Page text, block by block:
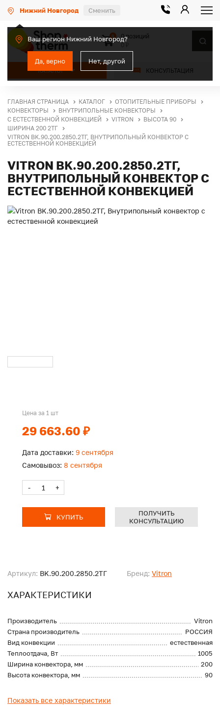
Нижний Новгород Сменить
Ваш регион Нижний Новгород?
Да, верно Нет, другой
КАТАЛОГ КОНСУЛЬТАЦИЯ
0
0 позиций
ГЛАВНАЯ СТРАНИЦА КАТАЛОГ
ОТОПИТЕЛЬНЫЕ ПРИБОРЫ
КОНВЕКТОРЫ
ВНУТРИПОЛЬНЫЕ КОНВЕКТОРЫ
С ЕСТЕСТВЕННОЙ КОНВЕКЦИЕЙ
VITRON
ВЫСОТА 90
ШИРИНА 200 2ТГ
VITRON BK.90.200.2850.2ТГ, ВНУТРИПОЛЬНЫЙ КОНВЕКТОР С
ЕСТЕСТВЕННОЙ КОНВЕКЦИЕЙ
VITRON BK.90.200.2850.2ТГ,
ВНУТРИПОЛЬНЫЙ КОНВЕКТОР С
ЕСТЕСТВЕННОЙ КОНВЕКЦИЕЙ
Артикул: BK.90.200.2850.2ТГ Бренд: Vitron
ХАРАКТЕРИСТИКИ
Производитель
Vitron
Страна производитель
РОССИЯ
Вид конвекции
естественная
Теплоотдача, Вт
1005
Ширина конвектора, мм
200
Высота конвектора, мм
90
Показать все характеристики
Цена за 1 шт
29 663.60 ₽
Дата доставки: 9 сентября
Самовывоз: 8 сентября
- +
КУПИТЬ
ПОЛУЧИТЬ
КОНСУЛЬТАЦИЮ